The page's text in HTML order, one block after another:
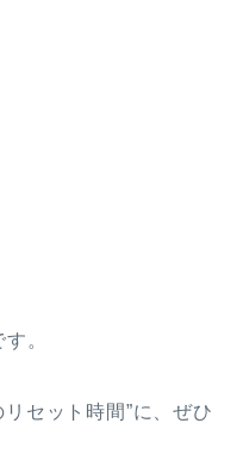
。
セット時間”に、ぜひ